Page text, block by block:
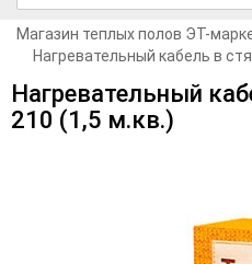
Магазин теплых полов ЭТ-
Нагревательный кабель в
Нагревательный
210 (1,5 м.кв.)